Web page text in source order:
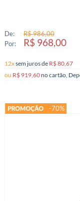
De:
R$ 986,00
Por:
R$ 968,00
12xsem jurosde R$ 80,67
ou R$ 919,60
-70%